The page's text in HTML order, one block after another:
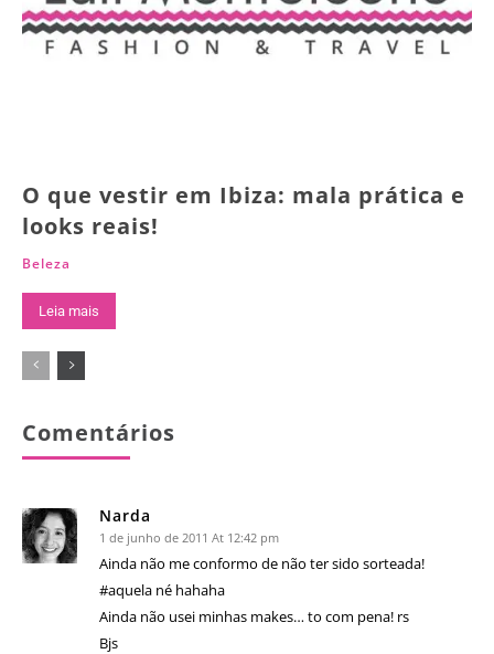
O que vestir em Ibiza: mala prática e
looks reais!
Beleza
Leia mais
Comentários
Narda
1 de junho de 2011 At 12:42 pm
Ainda não me conformo de não ter sido sorteada!
#aquela né hahaha
Ainda não usei minhas makes… to com pena! rs
Bjs